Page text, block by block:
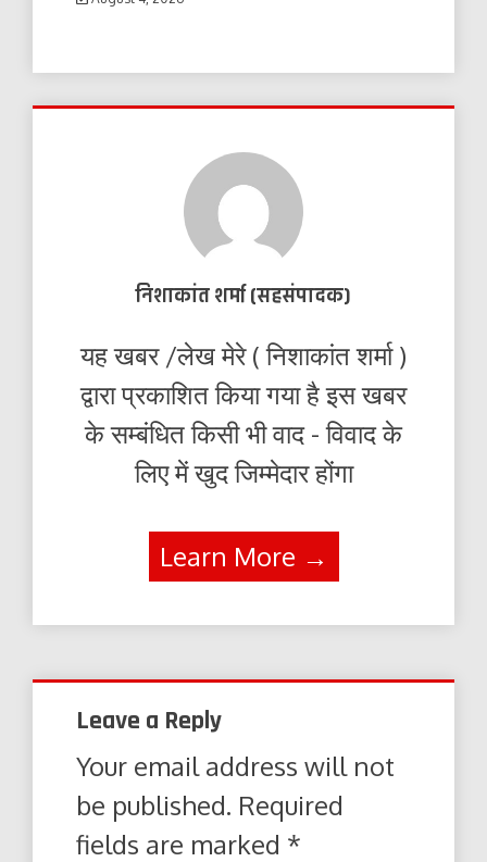
निशाकांत शर्मा (सहसंपादक)
यह खबर /लेख मेरे ( निशाकांत शर्मा )
द्वारा प्रकाशित किया गया है इस खबर
के सम्बंधित किसी भी वाद - विवाद के
लिए में खुद जिम्मेदार होंगा
Learn More →
Leave a Reply
Your email address will not
be published. Required
fields are marked *